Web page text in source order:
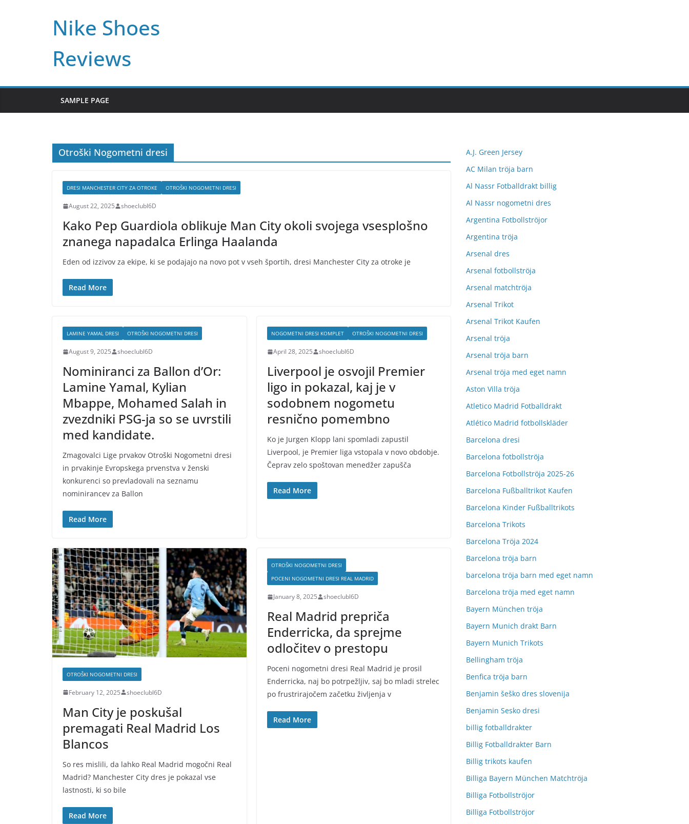
Nike Shoes
Reviews
SAMPLE PAGE
Otroški Nogometni dresi
DRESI MANCHESTER CITY ZA OTROKE OTROŠKI NOGOMETNI DRESI
August 22, 2025 shoeclubl6D
Kako Pep Guardiola oblikuje Man City okoli svojega vsesplošno
znanega napadalca Erlinga Haalanda
Eden od izzivov za ekipe, ki se podajajo na novo pot v vseh športih, dresi Manchester City za otroke je
Read More
LAMINE YAMAL DRESI OTROŠKI NOGOMETNI DRESI
August 9, 2025 shoeclubl6D
Nominiranci za Ballon d’Or:
Lamine Yamal, Kylian
Mbappe, Mohamed Salah in
zvezdniki PSG-ja so se uvrstili
med kandidate.
Zmagovalci Lige prvakov Otroški Nogometni dresi
in prvakinje Evropskega prvenstva v ženski
konkurenci so prevladovali na seznamu
nominirancev za Ballon
Read More
NOGOMETNI DRESI KOMPLET OTROŠKI NOGOMETNI DRESI
April 28, 2025 shoeclubl6D
Liverpool je osvojil Premier
ligo in pokazal, kaj je v
sodobnem nogometu
resnično pomembno
Ko je Jurgen Klopp lani spomladi zapustil
Liverpool, je Premier liga vstopala v novo obdobje.
Čeprav zelo spoštovan menedžer zapušča
Read More
OTROŠKI NOGOMETNI DRESI
February 12, 2025 shoeclubl6D
Man City je poskušal
premagati Real Madrid Los
Blancos
So res mislili, da lahko Real Madrid mogočni Real
Madrid? Manchester City dres je pokazal vse
lastnosti, ki so bile
Read More
OTROŠKI NOGOMETNI DRESI
POCENI NOGOMETNI DRESI REAL MADRID
January 8, 2025 shoeclubl6D
Real Madrid prepriča
Enderricka, da sprejme
odločitev o prestopu
Poceni nogometni dresi Real Madrid je prosil
Enderricka, naj bo potrpežljiv, saj bo mladi strelec
po frustrirajočem začetku življenja v
Read More
A.J. Green Jersey
AC Milan tröja barn
Al Nassr Fotballdrakt billig
Al Nassr nogometni dres
Argentina Fotbollströjor
Argentina tröja
Arsenal dres
Arsenal fotbollströja
Arsenal matchtröja
Arsenal Trikot
Arsenal Trikot Kaufen
Arsenal tröja
Arsenal tröja barn
Arsenal tröja med eget namn
Aston Villa tröja
Atletico Madrid Fotballdrakt
Atlético Madrid fotbollskläder
Barcelona dresi
Barcelona fotbollströja
Barcelona Fotbollströja 2025-26
Barcelona Fußballtrikot Kaufen
Barcelona Kinder Fußballtrikots
Barcelona Trikots
Barcelona Tröja 2024
Barcelona tröja barn
barcelona tröja barn med eget namn
Barcelona tröja med eget namn
Bayern München tröja
Bayern Munich drakt Barn
Bayern Munich Trikots
Bellingham tröja
Benfica tröja barn
Benjamin šeško dres slovenija
Benjamin Sesko dresi
billig fotballdrakter
Billig Fotballdrakter Barn
Billig trikots kaufen
Billiga Bayern München Matchtröja
Billiga Fotbollströjor
Billiga Fotbollströjor